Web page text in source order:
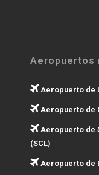
Aeropuertos
Aeropuerto de
Aeropuerto de
Aeropuerto de
(SCL)
Aeropuerto de